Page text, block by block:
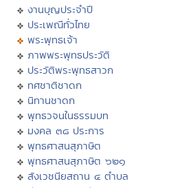
งานบุญประจำปี
ประเพณีทั่วไทย
พระพุทธเจ้า
ภาพพระพุทธประวัติ
ประวัติพระพุทธสาวก
ทศชาติชาดก
นิทานชาดก
พุทธวจนในธรรมบท
มงคล ๓๘ ประการ
พุทธศาสนสุภาษิต
พุทธศาสนสุภาษิต ๖๒๑
สังเวชนียสถาน ๔ ตำบล